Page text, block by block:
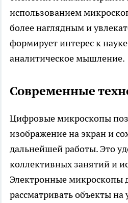
использованием
более наглядным и
формирует интерес к
аналитическое мышление.
Современные
Цифровые микроскопы
изображение на экран и
дальнейшей работы. Это
коллективных занятий и
Электронные микроскопы
рассматривать объекты